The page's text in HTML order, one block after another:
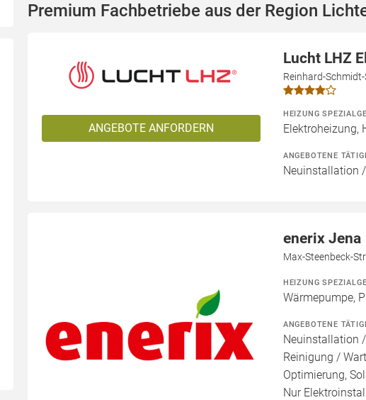
Premium Fachbetriebe aus der Region
ANGEBOTE ANFORDERN
Lucht LHZ
Reinhard-
HEIZUNG
Elektroheizung,
ANGEBOTENE
Neuinstallation
enerix Jena
Max-Steenbeck-
HEIZUNG
Wärmepumpe,
ANGEBOTENE
Neuinstallation
Reinigung /
Optimierung,
Nur